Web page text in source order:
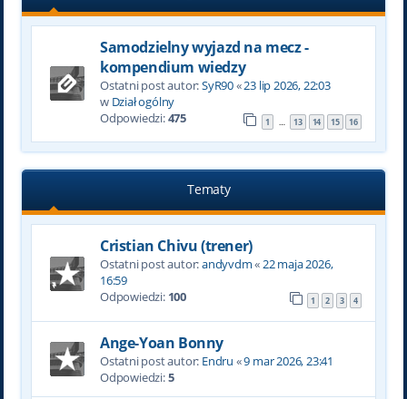
Samodzielny wyjazd na mecz -
kompendium wiedzy
Ostatni post autor:SyR90«23 lip 2026, 22:03
w Dział ogólny
Odpowiedzi:475 1 … 13 14 15 16
Tematy
Cristian Chivu (trener)
Ostatni post autor:andyvdm«22 maja 2026,
16:59
Odpowiedzi: 100 1 2 3 4
Ange-Yoan Bonny
Ostatni post autor: Endru «9 mar 2026, 23:41
Odpowiedzi:5